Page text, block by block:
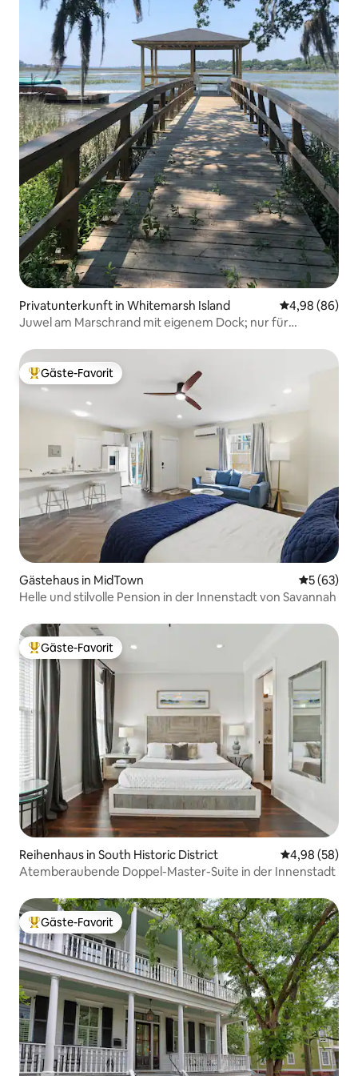
Privatunterkunft in Whitemarsh Island
4,98 (86)
Juwel am Marschrand mit eigenem Dock; nur für
Beliebter Gäste-Favorit.
Gäste-Favorit
Gästehaus in MidTown
5 (63)
Helle und stilvolle Pension in der Innenstadt von Savannah
Beliebter Gäste-Favorit.
Gäste-Favorit
Reihenhaus in South Historic District
4,98 (58)
Atemberaubende Doppel-Master-Suite in der Innenstadt
Beliebter Gäste-Favorit.
Gäste-Favorit